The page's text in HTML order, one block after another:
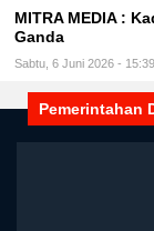
MITRA MEDIA :
Ganda
Sabtu, 6 Juni 2026 -
Pemerintahan